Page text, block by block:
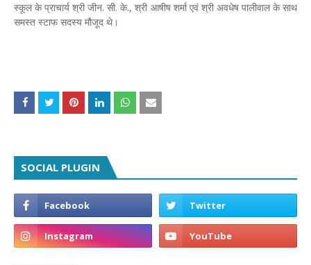
स्कूल के प्राचार्य श्री जीन. सी. के., श्री आषीष शर्मा एवं श्री अवधेष पालीवाल के साथ
समस्त स्टाफ सदस्य मौजूद थे।
SOCIAL PLUGIN